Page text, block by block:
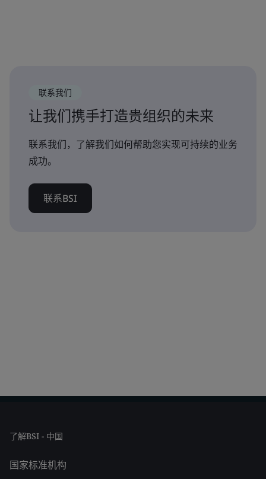
联系我们
让我们携手打造贵组织的未来
联系我们，了解我们如何帮助您实现可持续的业务
成功。
联系BSI
了解BSI - 中国
国家标准机构